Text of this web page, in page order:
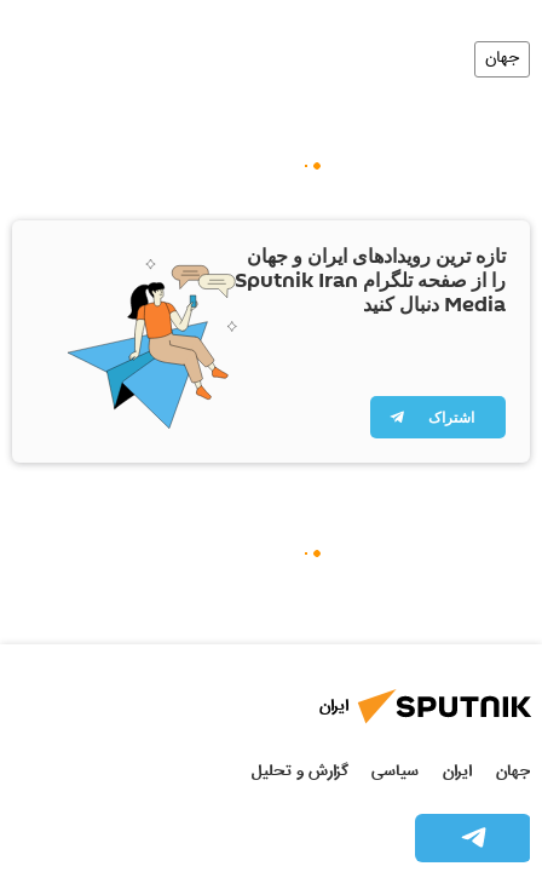
جهان
تازه ترین رویدادهای ایران و جهان
را از صفحه تلگرام Sputnik Iran
Media دنبال کنید
اشتراک
ایران
جهان ایران سیاسی گزارش و تحلیل